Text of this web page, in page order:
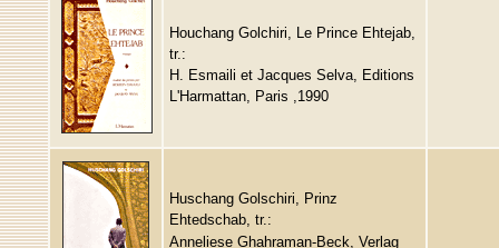
Houchang Golchiri, Le Prince Ehtejab,
tr.:
H. Esmaili et Jacques Selva, Editions
L'Harmattan, Paris ,1990
Huschang Golschiri, Prinz
Ehtedschab, tr.:
Anneliese Ghahraman-Beck, Verlag